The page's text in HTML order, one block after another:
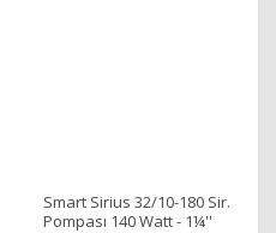
Smart Sirius 32/10-180 Sir.
Pompası 140 Watt - 1¼''